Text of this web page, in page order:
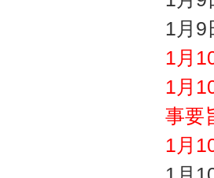
1月
1月
1月
事要
1月